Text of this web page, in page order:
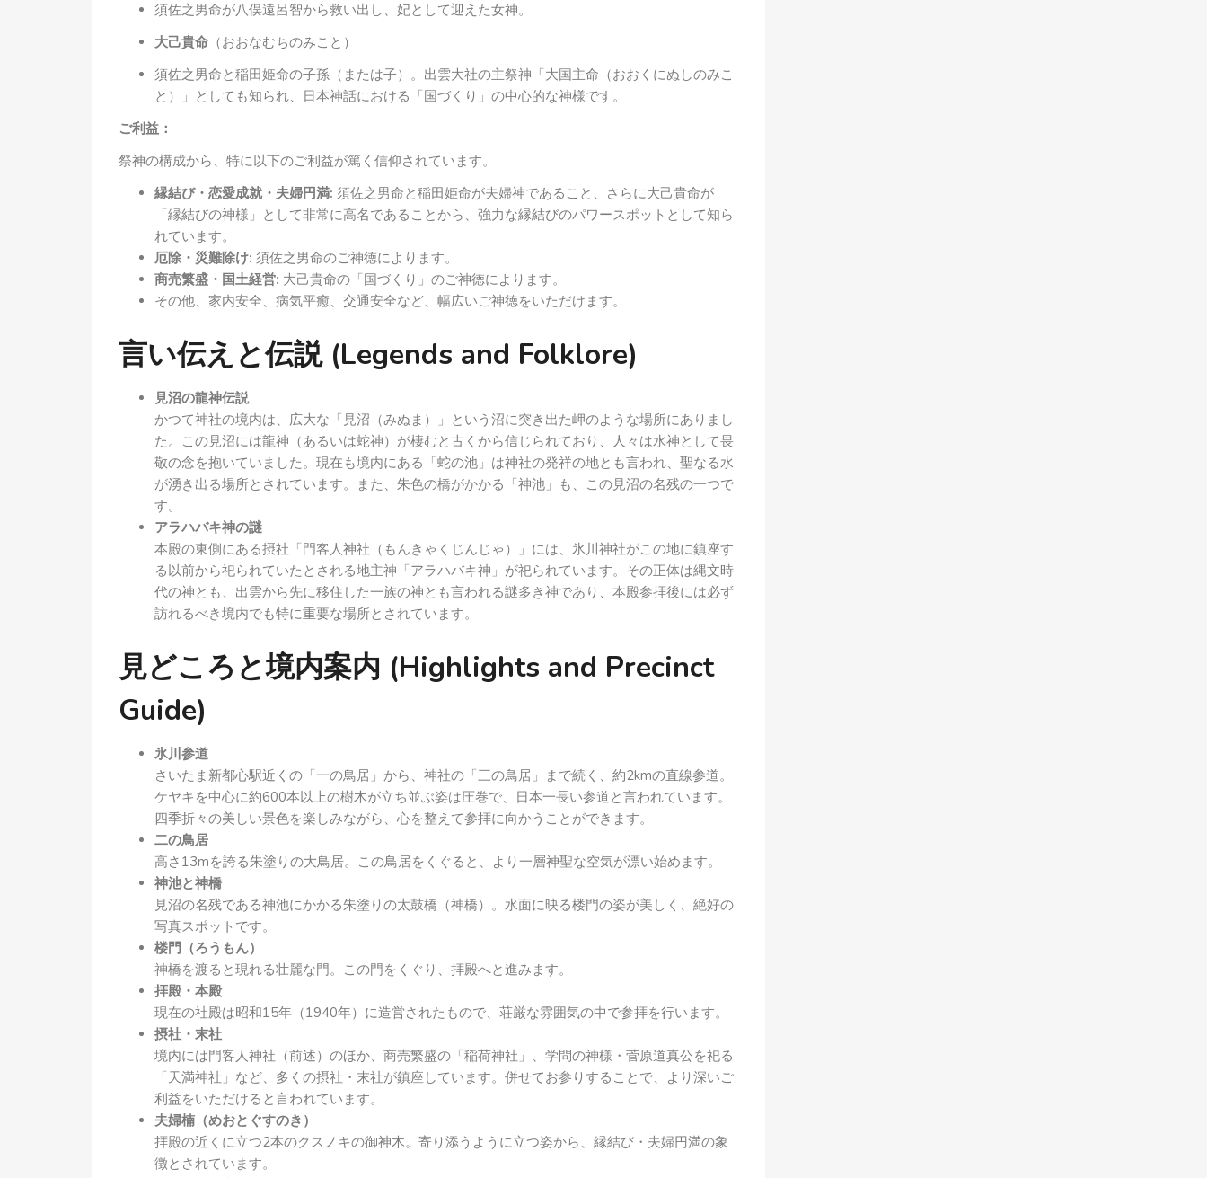
須佐之男命が八俣遠呂智から救い出し、妃として迎えた女神。
大己貴命 （おおなむちのみこと）
須佐之男命と稲田姫命の子孫（または子）。出雲大社の主祭神「大国主命（おおくにぬしのみこ
と）」としても知られ、日本神話における「国づくり」の中心的な神様です。
ご利益：
祭神の構成から、特に以下のご利益が篤く信仰されています。
縁結び・恋愛成就・夫婦円満: 須佐之男命と稲田姫命が夫婦神であること、さらに大己貴命が
「縁結びの神様」として非常に高名であることから、強力な縁結びのパワースポットとして知ら
れています。
厄除・災難除け: 須佐之男命のご神徳によります。
商売繁盛・国土経営: 大己貴命の「国づくり」のご神徳によります。
その他、家内安全、病気平癒、交通安全など、幅広いご神徳をいただけます。
言い伝えと伝説 (Legends and Folklore)
見沼の龍神伝説
かつて神社の境内は、広大な「見沼（みぬま）」という沼に突き出た岬のような場所にありまし
た。この見沼には龍神（あるいは蛇神）が棲むと古くから信じられており、人々は水神として畏
敬の念を抱いていました。現在も境内にある「蛇の池」は神社の発祥の地とも言われ、聖なる水
が湧き出る場所とされています。また、朱色の橋がかかる「神池」も、この見沼の名残の一つで
す。
アラハバキ神の謎
本殿の東側にある摂社「門客人神社（もんきゃくじんじゃ）」には、氷川神社がこの地に鎮座す
る以前から祀られていたとされる地主神「アラハバキ神」が祀られています。その正体は縄文時
代の神とも、出雲から先に移住した一族の神とも言われる謎多き神であり、本殿参拝後には必ず
訪れるべき境内でも特に重要な場所とされています。
見どころと境内案内 (Highlights and Precinct
Guide)
氷川参道
さいたま新都心駅近くの「一の鳥居」から、神社の「三の鳥居」まで続く、約2kmの直線参道。
ケヤキを中心に約600本以上の樹木が立ち並ぶ姿は圧巻で、日本一長い参道と言われています。
四季折々の美しい景色を楽しみながら、心を整えて参拝に向かうことができます。
二の鳥居
高さ13mを誇る朱塗りの大鳥居。この鳥居をくぐると、より一層神聖な空気が漂い始めます。
神池と神橋
見沼の名残である神池にかかる朱塗りの太鼓橋（神橋）。水面に映る楼門の姿が美しく、絶好の
写真スポットです。
楼門（ろうもん）
神橋を渡ると現れる壮麗な門。この門をくぐり、拝殿へと進みます。
拝殿・本殿
現在の社殿は昭和15年（1940年）に造営されたもので、荘厳な雰囲気の中で参拝を行います。
摂社・末社
境内には門客人神社（前述）のほか、商売繁盛の「稲荷神社」、学問の神様・菅原道真公を祀る
「天満神社」など、多くの摂社・末社が鎮座しています。併せてお参りすることで、より深いご
利益をいただけると言われています。
夫婦楠（めおとぐすのき）
拝殿の近くに立つ2本のクスノキの御神木。寄り添うように立つ姿から、縁結び・夫婦円満の象
徴とされています。